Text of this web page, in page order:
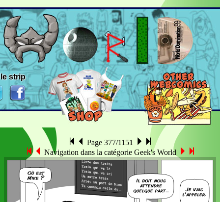
Page 377/1151
Navigation dans la catégorie Geek's World
strip